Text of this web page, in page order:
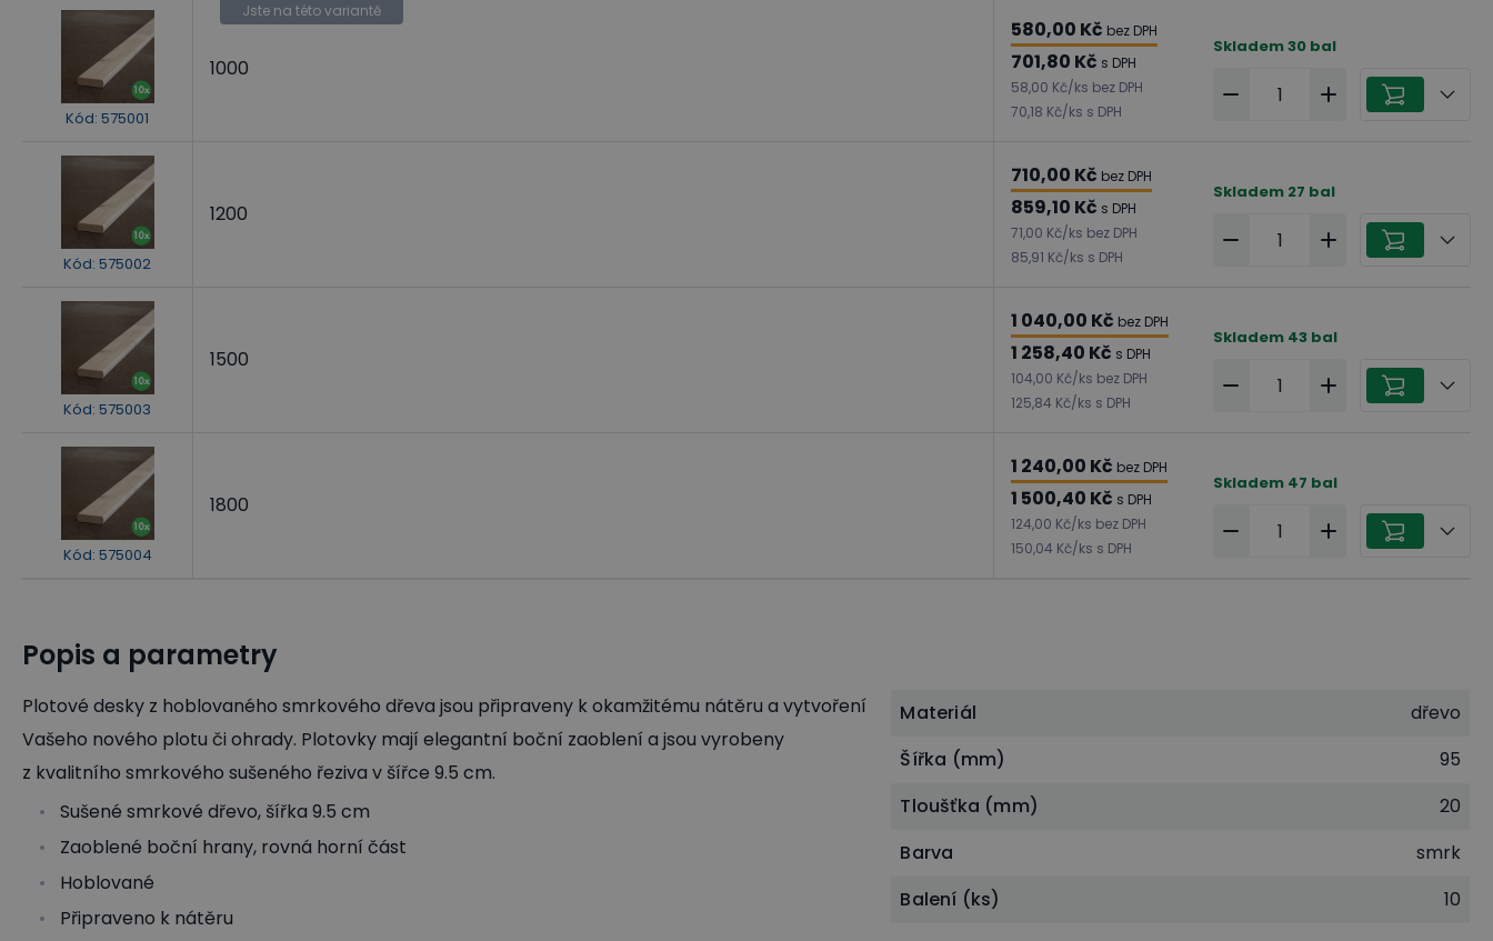
Kód: 575001
Jste na této variantě
1000
580,00 Kč bez DPH
701,80 Kč s DPH
58,00 Kč/ks bez DPH
70,18 Kč/ks s DPH
Skladem30 bal
Kód: 575002
1200
710,00 Kč bez DPH
859,10 Kč s DPH
71,00 Kč/ks bez DPH
85,91 Kč/ks s DPH
Skladem 27 bal
Kód: 575003
1500
1 040,00 Kč bez DPH
1 258,40 Kč s DPH
104,00 Kč/ks bez DPH
125,84 Kč/ks s DPH
Skladem 43 bal
Kód: 575004
1800
1 240,00 Kč bez DPH
1 500,40 Kč s DPH
124,00 Kč/ks bez DPH
150,04 Kč/ks s DPH
Skladem 47 bal
Popis a parametry
Plotové desky z hoblovaného smrkového dřeva jsou připraveny k okamžitému nátěru a vytvoření
Vašeho nového plotu či ohrady. Plotovky mají elegantní boční zaoblení a jsou vyrobeny
z kvalitního smrkového sušeného řeziva v šířce 9.5 cm.
Sušené smrkové dřevo, šířka 9.5 cm
Zaoblené boční hrany, rovná horní část
Hoblované
Připraveno k nátěru
Materiál
dřevo
Šířka (mm)
95
Tloušťka (mm)
20
Barva
smrk
Balení (ks)
10